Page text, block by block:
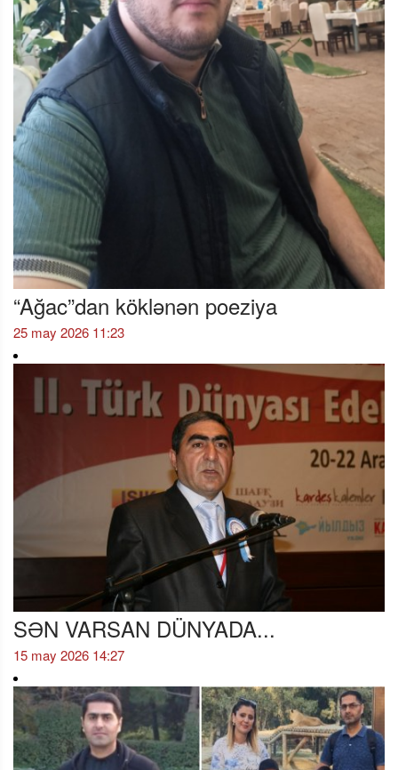
“Ağac”dan köklənən poeziya
25 may 2026 11:23
SƏN VARSAN DÜNYADA...
15 may 2026 14:27